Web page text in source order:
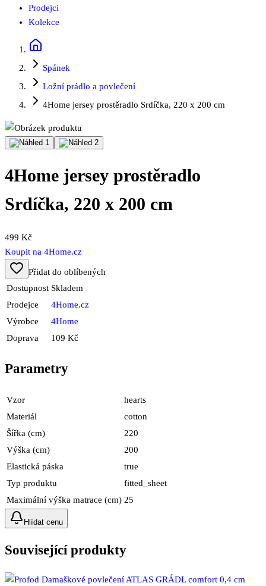
Prodejci
Kolekce
Spánek
Ložní prádlo a povlečení
4Home jersey prostěradlo Srdíčka, 220 x 200 cm
4Home jersey prostěradlo
Srdíčka, 220 x 200 cm
499 Kč
Koupit na 4Home.cz
Přidat do oblíbených
Dostupnost Skladem
Prodejce
4Home.cz
Výrobce
4Home
Doprava
109 Kč
Parametry
Vzor
hearts
Materiál
cotton
Šířka (cm)
220
Výška (cm)
200
Elastická páska
true
Typ produktu
fitted_sheet
Maximální výška matrace (cm) 25
Hlídat cenu
Související produkty